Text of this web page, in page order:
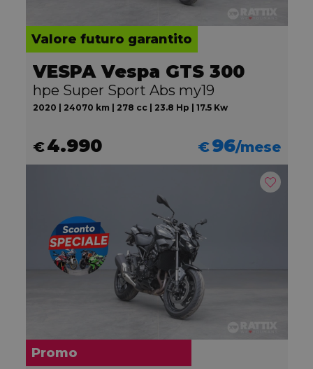
Valore futuro garantito
VESPA Vespa GTS 300
hpe Super Sport Abs my19
2020 | 24070 km | 278 cc | 23.8 Hp | 17.5 Kw
€4.990 €96/mese
Promo